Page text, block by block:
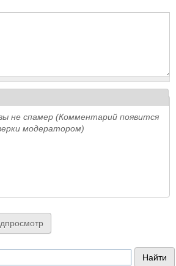
не спамер (Комментарий появится
модератором)